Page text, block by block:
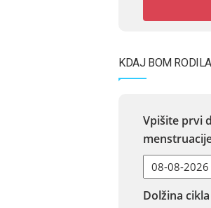
KDAJ BOM
Vpišite prvi
Dolžina cikla